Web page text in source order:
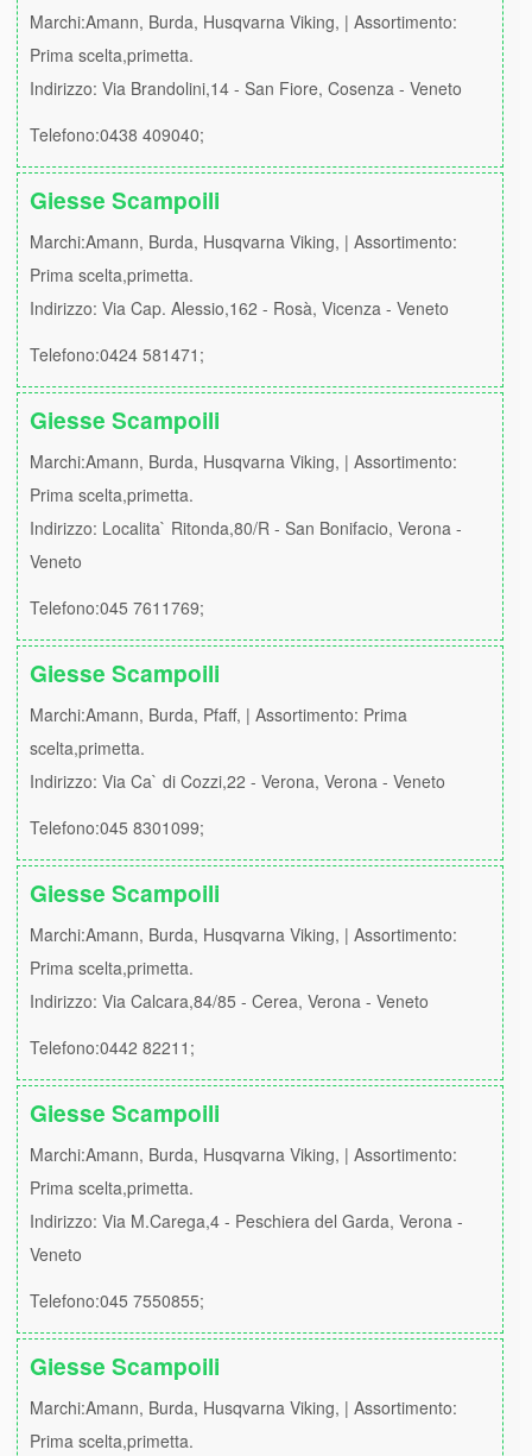
Marchi:Amann, Burda, Husqvarna Viking, | Assortimento:
Prima scelta,primetta.
Indirizzo: Via Brandolini,14 - San Fiore, Cosenza - Veneto
Telefono:0438 409040;
Giesse Scampoili
Marchi:Amann, Burda, Husqvarna Viking, | Assortimento:
Prima scelta,primetta.
Indirizzo: Via Cap. Alessio,162 - Rosà, Vicenza - Veneto
Telefono:0424 581471;
Giesse Scampoili
Marchi:Amann, Burda, Husqvarna Viking, | Assortimento:
Prima scelta,primetta.
Indirizzo: Localita` Ritonda,80/R - San Bonifacio, Verona -
Veneto
Telefono:045 7611769;
Giesse Scampoili
Marchi:Amann, Burda, Pfaff, | Assortimento: Prima
scelta,primetta.
Indirizzo: Via Ca` di Cozzi,22 - Verona, Verona - Veneto
Telefono:045 8301099;
Giesse Scampoili
Marchi:Amann, Burda, Husqvarna Viking, | Assortimento:
Prima scelta,primetta.
Indirizzo: Via Calcara,84/85 - Cerea, Verona - Veneto
Telefono:0442 82211;
Giesse Scampoili
Marchi:Amann, Burda, Husqvarna Viking, | Assortimento:
Prima scelta,primetta.
Indirizzo: Via M.Carega,4 - Peschiera del Garda, Verona -
Veneto
Telefono:045 7550855;
Giesse Scampoili
Marchi:Amann, Burda, Husqvarna Viking, | Assortimento:
Prima scelta,primetta.